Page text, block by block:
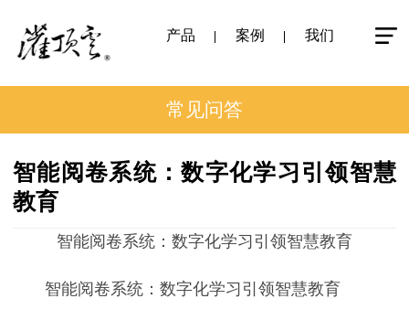
产品 案例 我们
常见问答
智能阅卷系统：数字化学习引领智慧
教育
智能阅卷系统：数字化学习引领智慧教育
智能阅卷系统：数字化学习引领智慧教育